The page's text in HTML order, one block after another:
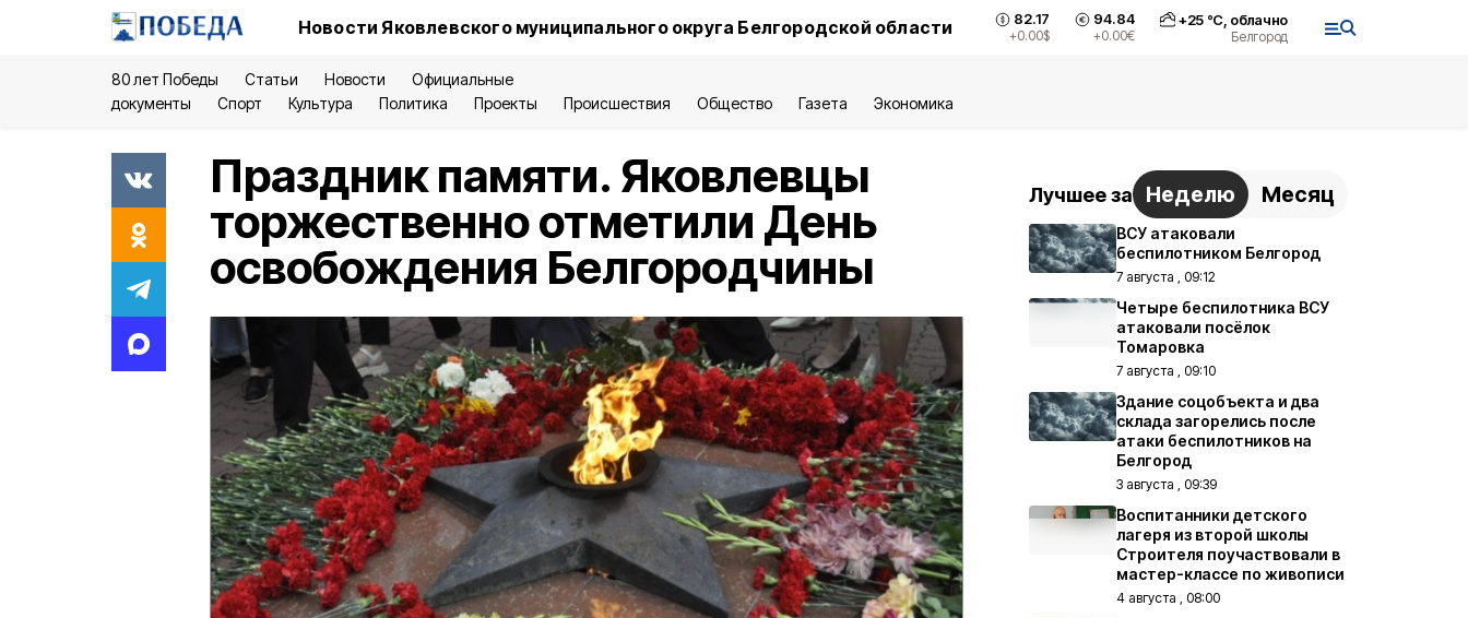
Новости Яковлевского муниципального округа Белгородской области 82.17
+0.00$
94.84
+0.00€
+25°С, облачно
Белгород
80 лет Победы Статьи Новости
Официальные
документы
Спорт Культура Политика Проекты Происшествия Общество Газета Экономика
Праздник памяти. Яковлевцы
торжественно отметили День
освобождения Белгородчины
Лучшее за Неделю Месяц
ВСУ атаковали
беспилотником Белгород
7 августа , 09:12
Четыре беспилотника ВСУ
атаковали посёлок
Томаровка
7 августа , 09:10
Здание соцобъекта и два
склада загорелись после
атаки беспилотников на
Белгород
3 августа , 09:39
Воспитанники детского
лагеря из второй школы
Строителя поучаствовали в
мастер-классе по живописи
4 августа , 08:00